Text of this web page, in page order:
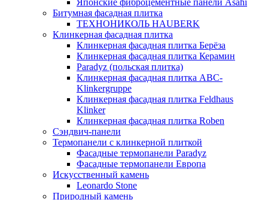
Японские фиброцементные панели Asahi
Битумная фасадная плитка
ТЕХНОНИКОЛЬ HAUBERK
Клинкерная фасадная плитка
Клинкерная фасадная плитка Берёза
Клинкерная фасадная плитка Керамин
Paradyz (польская плитка)
Клинкерная фасадная плитка ABC-
Klinkergruppe
Клинкерная фасадная плитка Feldhaus
Klinker
Клинкерная фасадная плитка Roben
Сэндвич-панели
Термопанели с клинкерной плиткой
Фасадные термопанели Paradyz
Фасадные термопанели Европа
Искусственный камень
Leonardo Stone
Природный камень